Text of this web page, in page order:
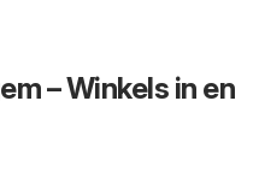
– Winkels in en